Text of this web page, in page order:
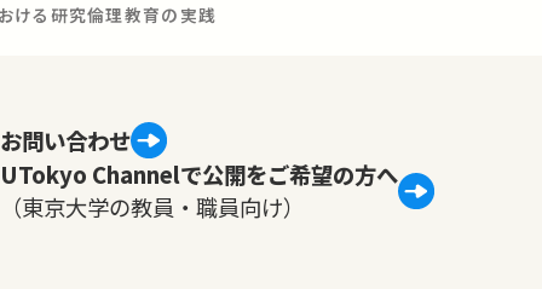
ける研究倫理教育の実践
お問い合わせ
UTokyo Channelで公開をご希望の方へ
（東京大学の教員・職員向け）